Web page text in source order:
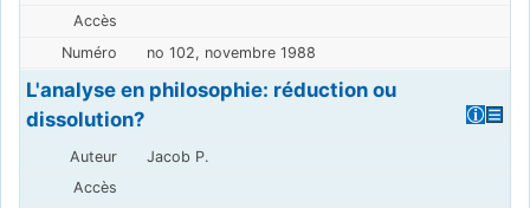
no 102, novembre 1988
L'analyse en philosophie: réduction ou
dissolution?
Jacob P.